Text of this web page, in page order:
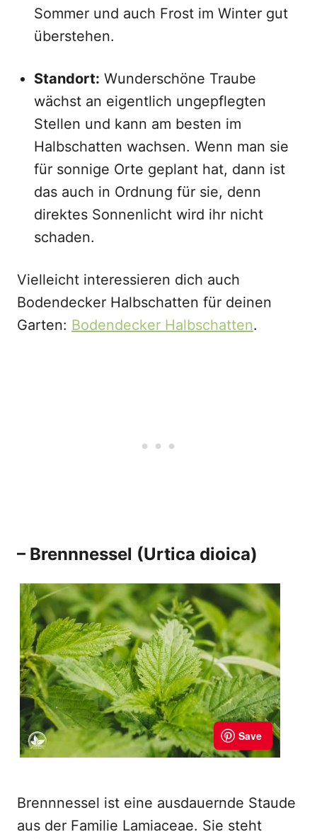
Sommer und auch Frost im Winter gut
überstehen.
Standort: Wunderschöne Traube
wächst an eigentlich ungepflegten
Stellen und kann am besten im
Halbschatten wachsen. Wenn man sie
für sonnige Orte geplant hat, dann ist
das auch in Ordnung für sie, denn
direktes Sonnenlicht wird ihr nicht
schaden.
Vielleicht interessieren dich auch
Bodendecker Halbschatten für deinen
Garten: Bodendecker Halbschatten.
– Brennnessel (Urtica dioica)
Brennnessel ist eine ausdauernde Staude
aus der Familie Lamiaceae. Sie steht